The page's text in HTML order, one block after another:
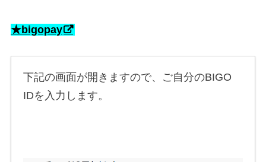
★bigopay
下記の画面が開きますので、ご自分のBIGO
IDを入力します。